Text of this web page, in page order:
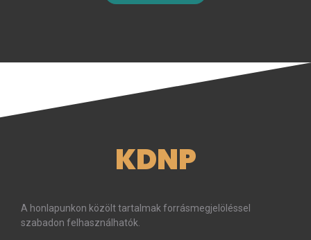
KDNP
A honlapunkon közölt tartalmak forrásmegjelöléssel
szabadon felhasználhatók.